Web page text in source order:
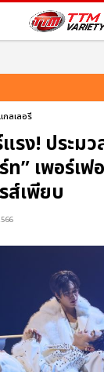
กลเลอรี
รง! ประม
ท” เพอร์เ
ส์เพียบ